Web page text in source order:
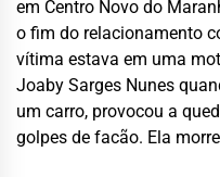
em Centro Novo do
o fim do relacionamento
vítima estava em uma
Joaby Sarges Nunes
um carro, provocou a
golpes de facão. Ela